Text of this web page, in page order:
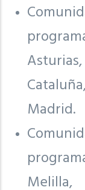
Madrid.